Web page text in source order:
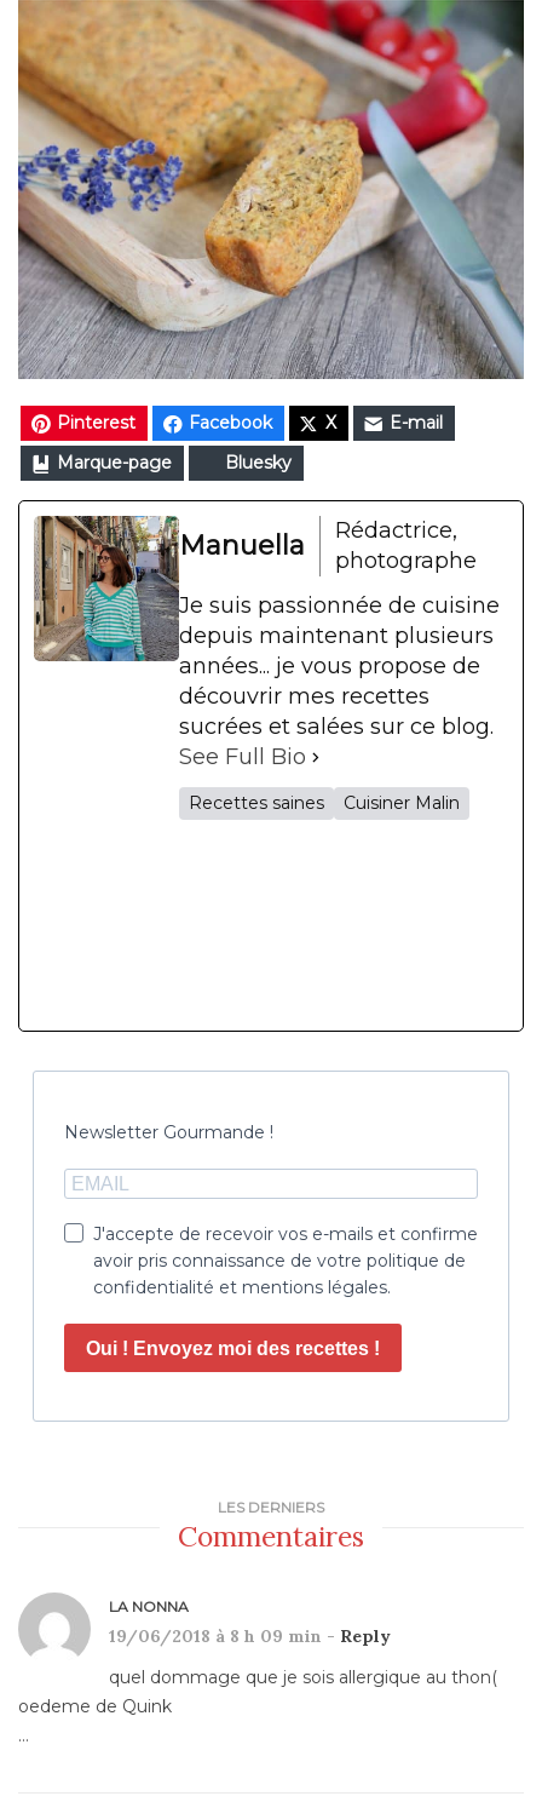
Pinterest Facebook X
E-mail
Marque-page
Bluesky
Manuella
Rédactrice,
photographe
Je suis passionnée de cuisine
depuis maintenant plusieurs
années... je vous propose de
découvrir mes recettes
sucrées et salées sur ce blog.
See Full Bio
Recettes saines Cuisiner Malin
Newsletter Gourmande !
J'accepte de recevoir vos e-mails et confirme
avoir pris connaissance de votre politique de
confidentialité et mentions légales.
Oui ! Envoyez moi des recettes !
LES DERNIERS
Commentaires
LA NONNA
19/06/2018 à 8 h 09 min - Reply
quel dommage que je sois allergique au thon(
oedeme de Quink
…